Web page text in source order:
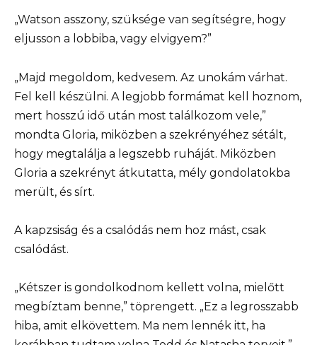
„Watson asszony, szüksége van segítségre, hogy
eljusson a lobbiba, vagy elvigyem?”
„Majd megoldom, kedvesem. Az unokám várhat.
Fel kell készülni. A legjobb formámat kell hoznom,
mert hosszú idő után most találkozom vele,”
mondta Gloria, miközben a szekrényéhez sétált,
hogy megtalálja a legszebb ruháját. Miközben
Gloria a szekrényt átkutatta, mély gondolatokba
merült, és sírt.
A kapzsiság és a csalódás nem hoz mást, csak
csalódást.
„Kétszer is gondolkodnom kellett volna, mielőtt
megbíztam benne,” töprengett. „Ez a legrosszabb
hiba, amit elkövettem. Ma nem lennék itt, ha